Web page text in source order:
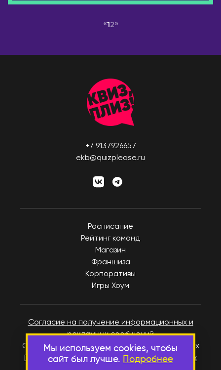
«12»
+7 9137926657
ekb@quizplease.ru
Расписание
Рейтинг команд
Магазин
Франшиза
Корпоративы
Игры Хоум
Согласие на получение информационных и
рекламных сообщений
Согласие на обработку персональных данных
Политика в отношении персональных данных
Мы используем cookies, чтобы
сайт был лучше. Подробнее